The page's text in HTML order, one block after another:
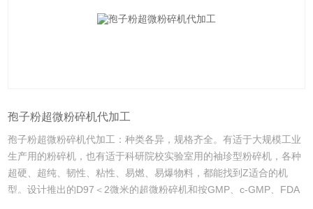
孢子粉超微粉碎机代加工
孢子粉超微粉碎机代加工：种类各异，规格齐全。有适于大规模工业
生产用的粉碎机，也有适于科研院校实验室用的袖珍型粉碎机，各种
超硬、超纯、韧性、粘性、易燃、易爆物料，都能找到Z适合的机
型。设计推出的D97＜2微米的超微粉碎机和按GMP、c-GMP、FDA